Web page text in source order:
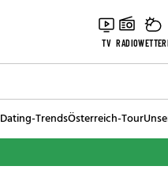
TV RADIOWETTER
Dating-TrendsÖsterreich-Tour